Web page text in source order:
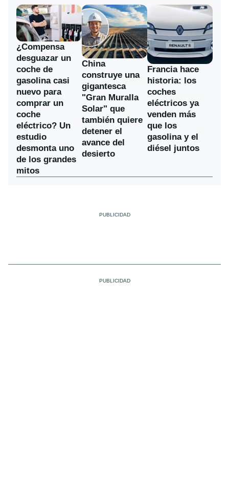
¿Compensa
desguazar un
coche de
gasolina casi
nuevo para
comprar un
coche
eléctrico? Un
estudio
desmonta uno
de los grandes
mitos
China
construye una
gigantesca
"Gran Muralla
Solar" que
también quiere
detener el
avance del
desierto
Francia hace
historia: los
coches
eléctricos ya
venden más
que los
gasolina y el
diésel juntos